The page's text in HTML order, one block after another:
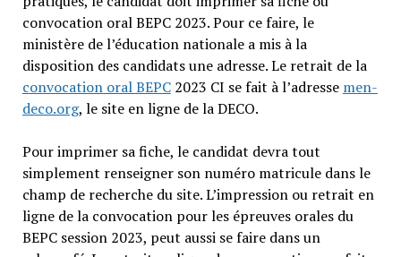
convocation oral BEPC 2023. Pour ce faire, le
ministère de l’éducation nationale a mis à la
disposition des candidats une adresse. Le retrait de la
convocation oral BEPC2023 CI se fait à l’adresse men-
deco.org, le site en ligne de la DECO.
Pour imprimer sa fiche, le candidat devra tout
simplement renseigner son numéro matricule dans le
champ de recherche du site. L’impression ou retrait en
ligne de la convocation pour les épreuves orales du
BEPC session 2023, peut aussi se faire dans un